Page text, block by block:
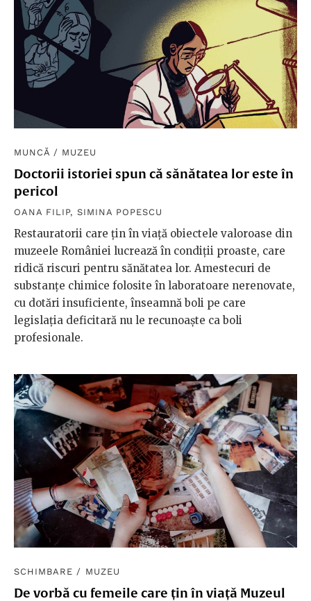
MUNCĂ / MUZEU
Doctorii istoriei spun că sănătatea lor este în
pericol
OANA FILIP, SIMINA POPESCU
Restauratorii care țin în viață obiectele valoroase din
muzeele României lucrează în condiții proaste, care
ridică riscuri pentru sănătatea lor. Amestecuri de
substanțe chimice folosite în laboratoare nerenovate,
cu dotări insuficiente, înseamnă boli pe care
legislația deficitară nu le recunoaște ca boli
profesionale.
SCHIMBARE / MUZEU
De vorbă cu femeile care țin în viață Muzeul